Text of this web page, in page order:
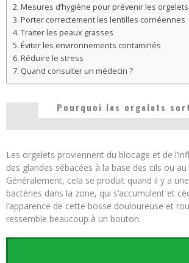
Mesures d’hygiène pour prévenir les orgelets
Porter correctement les lentilles cornéennes
Traiter les peaux grasses
Éviter les environnements contaminés
Réduire le stress
Quand consulter un médecin ?
Pourquoi les orgelets
Les orgelets proviennent du blocage et de
des glandes sébacées à la base des cils ou
Généralement, cela se produit quand il y a
bactéries dans la zone, qui s’accumulent et
l’apparence de cette bosse douloureuse et
ressemble beaucoup à un bouton.